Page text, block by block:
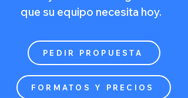
que su equipo necesita hoy.
PEDIR PROPUESTA
FORMATOS Y PRECIOS